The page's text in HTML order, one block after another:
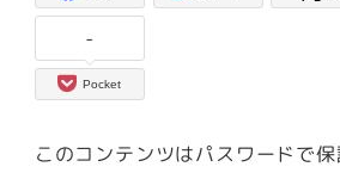
-
Pocket
このコンテンツはパスワードで保